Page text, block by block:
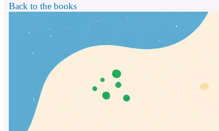
Back to the books